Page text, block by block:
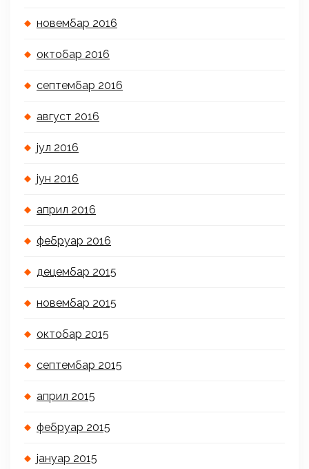
новембар 2016
октобар 2016
септембар 2016
август 2016
јул 2016
јун 2016
април 2016
фебруар 2016
децембар 2015
новембар 2015
октобар 2015
септембар 2015
април 2015
фебруар 2015
јануар 2015